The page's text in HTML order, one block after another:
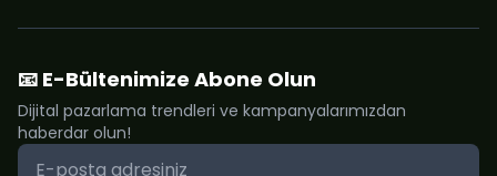
📧 E-Bültenimize Abone Olun
Dijital pazarlama trendleri ve kampanyalarımızdan
haberdar olun!